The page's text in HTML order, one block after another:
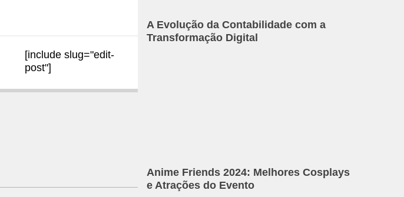
[include slug="edit-
post"]
A Evolução da Contabilidade com a
Transformação Digital
Anime Friends 2024: Melhores Cosplays
e Atrações do Evento